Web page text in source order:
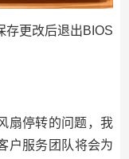
存更改后退出BIOS
扇停转的问题，我
户服务团队将会为